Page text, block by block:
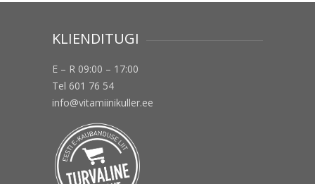
KLIENDITUGI
E – R 09:00 – 17:00
Tel 601 76 54
info@vitamiinikuller.ee